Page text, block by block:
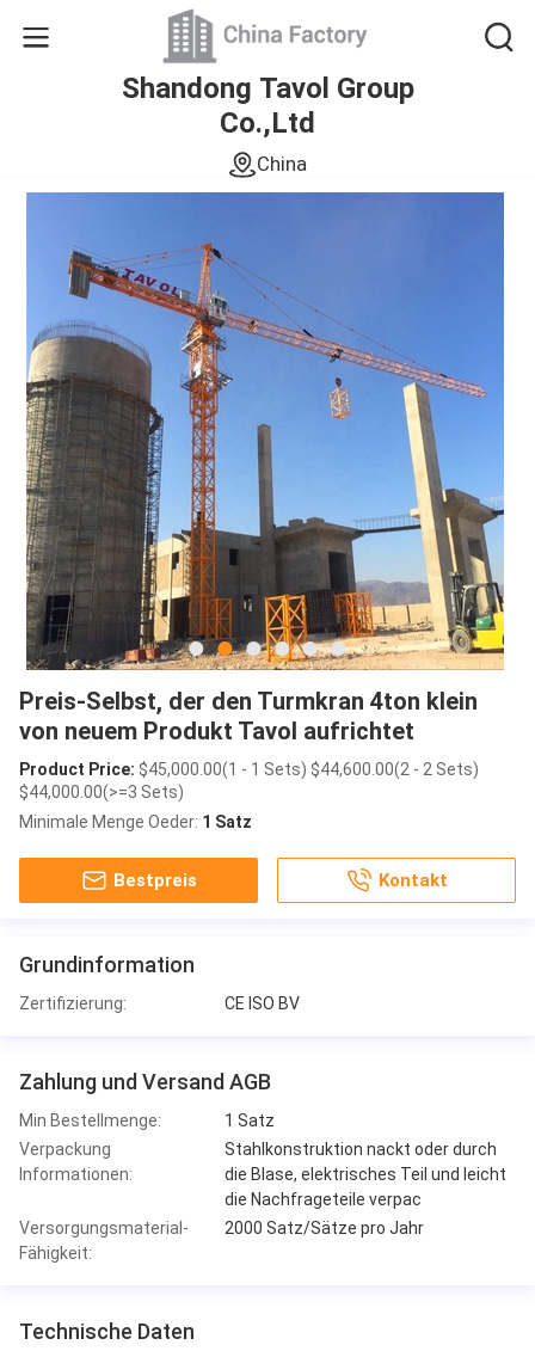
Shandong Tavol Group
Co.,Ltd
China
Preis-Selbst, der den Turmkran 4ton klein
von neuem Produkt Tavol aufrichtet
Product Price: $45,000.00(1 - 1 Sets) $44,600.00(2 - 2 Sets)
$44,000.00(>=3 Sets)
Minimale Menge Oeder: 1 Satz
Bestpreis Kontakt
Grundinformation
Zertifizierung: CE ISO BV
Zahlung und Versand AGB
Min Bestellmenge:
1 Satz
Verpackung
Informationen:
Stahlkonstruktion nackt oder durch
die Blase, elektrisches Teil und leicht
die Nachfrageteile verpac
Versorgungsmaterial-
Fähigkeit:
2000 Satz/Sätze pro Jahr
Technische Daten